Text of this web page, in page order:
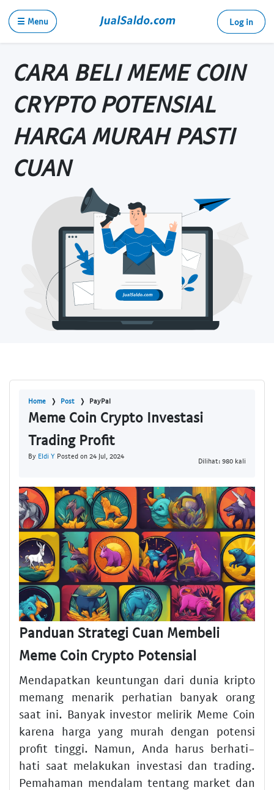
☰ Menu Log in
CARA BELI MEME COIN
CRYPTO POTENSIAL
HARGA MURAH PASTI
CUAN
Home Post PayPal
Meme Coin Crypto Investasi
Trading Profit
By Eldi Y Posted on 24 Jul, 2024
Dilihat: 980 kali
Panduan Strategi Cuan Membeli
Meme Coin Crypto Potensial
Mendapatkan keuntungan dari dunia kripto
memang menarik perhatian banyak orang
saat ini. Banyak investor melirik Meme Coin
karena harga yang murah dengan potensi
profit tinggi. Namun, Anda harus berhati-
hati saat melakukan investasi dan trading.
Pemahaman mendalam tentang market dan